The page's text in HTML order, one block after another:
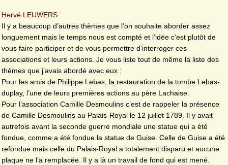
Hervé LEUWERS :
Il y a beaucoup d’autres thèmes que l’on souhaite aborder assez
longuement mais le temps nous est compté et l’idée c’est plutôt de
vous faire participer et de vous permettre d’interroger ces
associations et leurs actions. Je vous liste tout de même la liste des
thèmes que j’avais abordé avec eux :
Pour les amis de Philippe Lebas, la restauration de la tombe Lebas-
duplay, l’une de leurs premières actions au père Lachaise.
Pour l’association Camille Desmoulins c’est de rappeler la présence
de Camille Desmoulins au Palais-Royal le 12 juillet 1789. Il y avait
autrefois avant la seconde guerre mondiale une statue qui a été
fondue, comme a été fondue la statue de Guise. Celle de Guise a été
refondue mais celle du Palais-Royal a totalement disparu et aucune
plaque ne l’a remplacée. Il y a là un travail de fond qui est mené.